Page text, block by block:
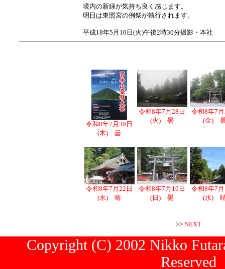
境内の新緑が気持ち良く感じます。
明日は東照宮の例祭が執行されます。
平成18年5月16日(火)午後2時30分撮影・本社
令和8年7月30日
(木) 曇
令和8年7月28日
(火) 曇
令和8年7
(金)
令和8年7月22日
(水) 晴
令和8年7月19日
(日) 曇
令和8年7
(水)
>> NEXT
Copyright (C) 2002 Nikko
Reserved